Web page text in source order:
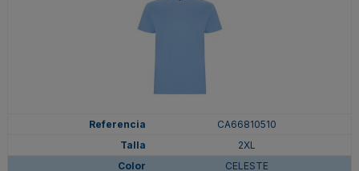
CA66810510
2XL
CELESTE